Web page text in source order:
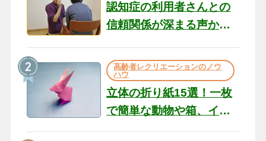
認知症の利用者さんとの
信頼関係が深まる声かけ
の現場から（22）
高齢者レクリエーションのノウ
ハウ
立体の折り紙15選！一枚
で簡単な動物や箱、イン
テリアになる作品まで